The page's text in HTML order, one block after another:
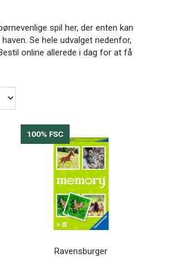
spil her, der enten kan
Se hele udvalget nedenfor,
online allerede i dag for at få
100% FSC
Ravensburger